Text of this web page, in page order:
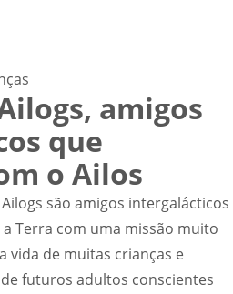
amigos
que
o Ailos
são amigos intergalácticos
Terra com uma missão muito
de muitas crianças e
futuros adultos conscientes